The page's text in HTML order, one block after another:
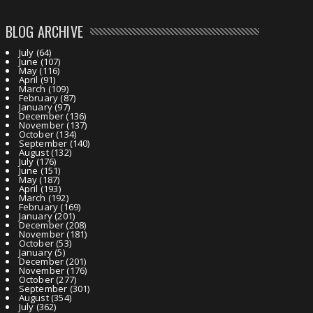
BLOG ARCHIVE
July (64)
June(107)
May(116)
April (91)
March (109)
February(87)
January(97)
December(136)
November(137)
October(134)
September (140)
August(132)
July(176)
June(151)
May(187)
April (193)
March (192)
February(169)
January(201)
December(208)
November(181)
October(53)
January(5)
December(201)
November(176)
October(277)
September (301)
August(354)
July(362)